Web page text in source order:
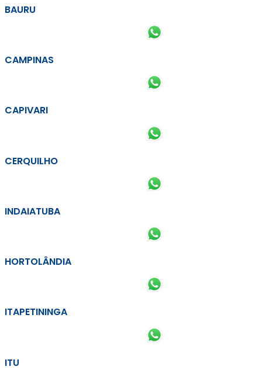
BAURU
CAMPINAS
CAPIVARI
CERQUILHO
INDAIATUBA
HORTOLÂNDIA
ITAPETININGA
ITU